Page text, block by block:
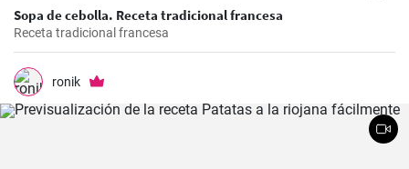
Sopa de cebolla. Receta tradicional francesa
Receta tradicional francesa
ronik